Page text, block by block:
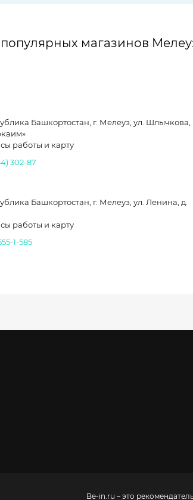
магазинов
Башкортостан, г. Мелеуз, ул. Шлычкова,
работы и карту
302-87
Башкортостан, г. Мелеуз, ул. Ленина, д.
работы и карту
1-585
Be-in.ru – это